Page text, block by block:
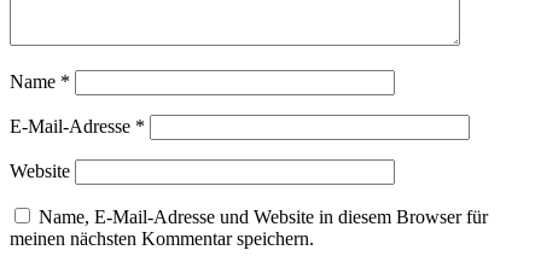
Name *
E-Mail-Adresse *
Website
Name, E-Mail-Adresse und Website in diesem Browser für
meinen nächsten Kommentar speichern.